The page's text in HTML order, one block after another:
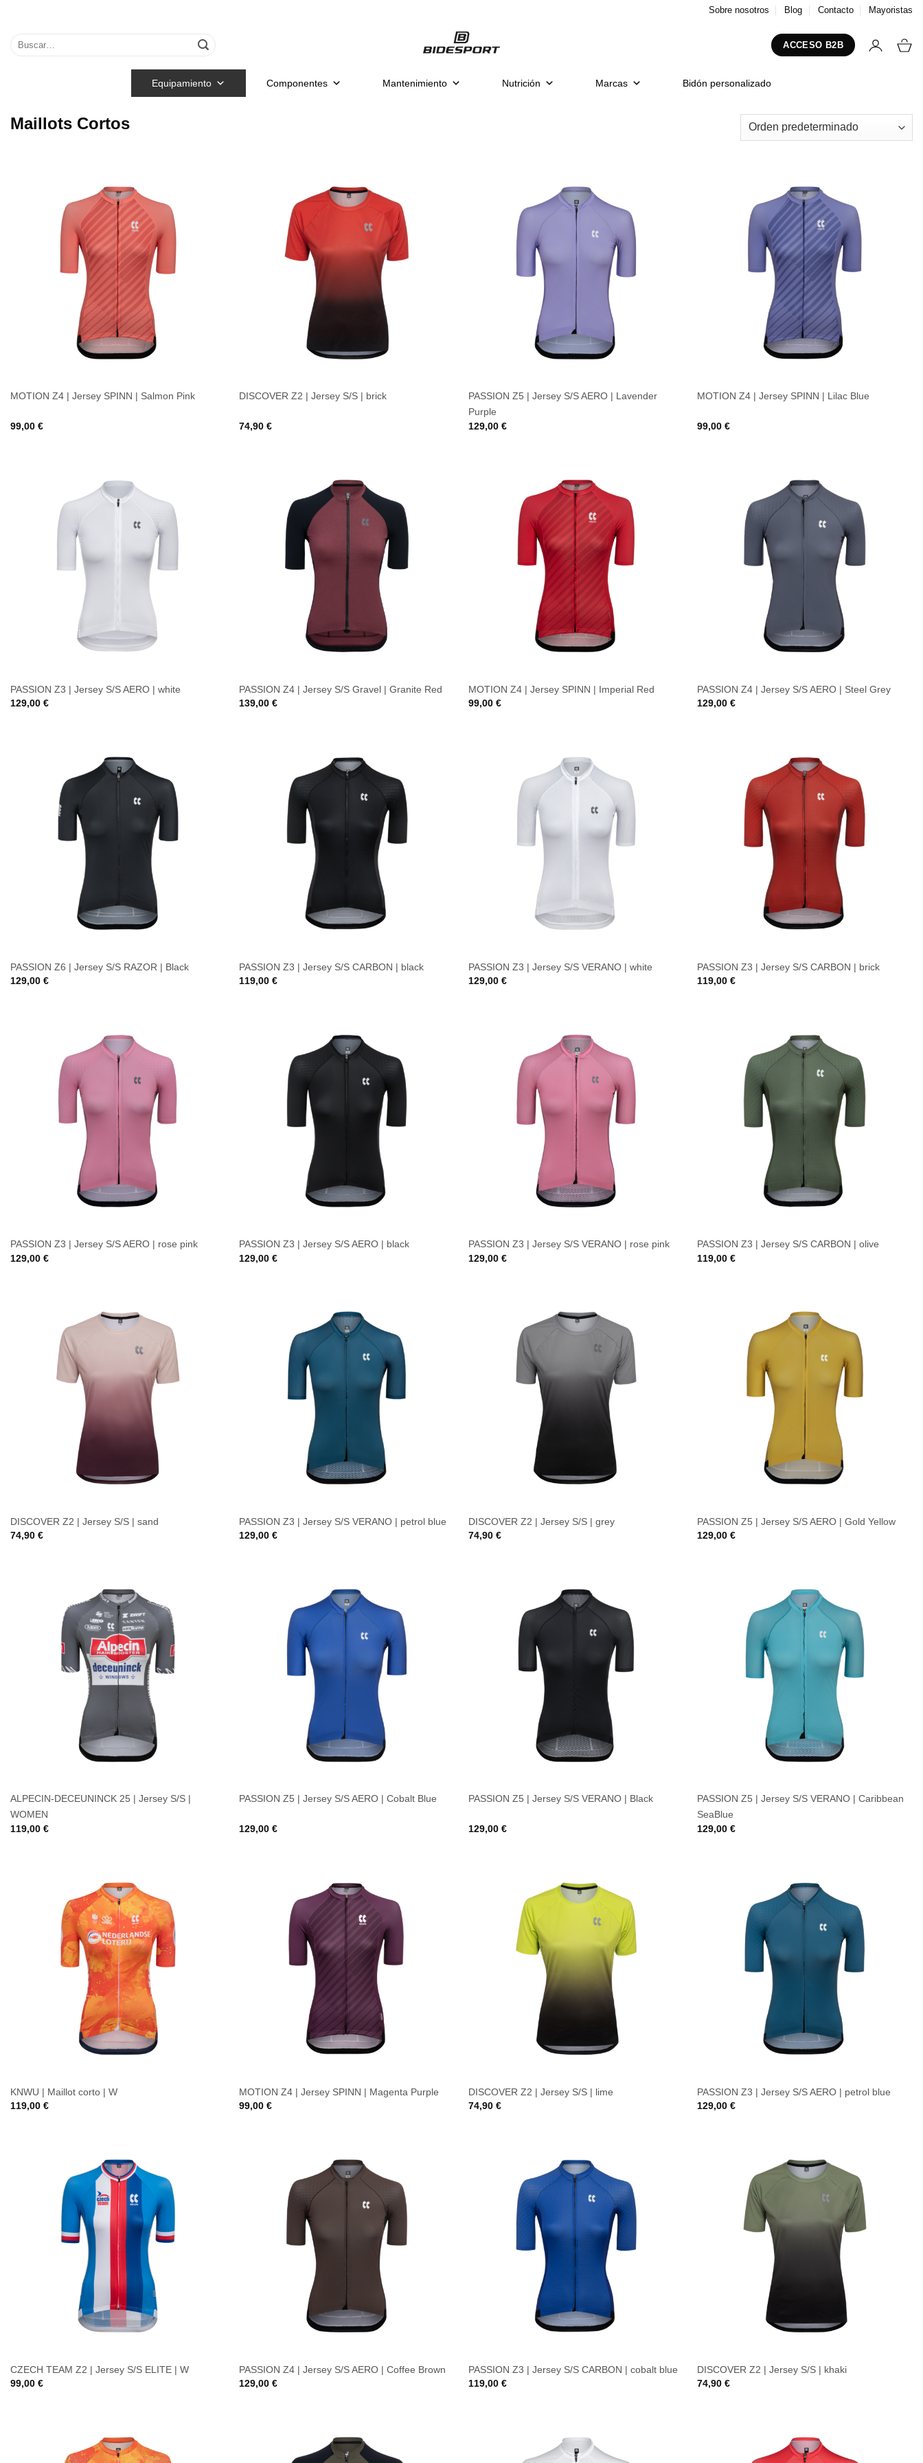
contenido
Sobre nosotros Blog Contacto Mayoristas
Buscar
ACCESO B2B
Equipamiento Componentes Mantenimiento Nutrición Marcas Bidón personalizado
Maillots Cortos
MOTION Z4 | Jersey SPINN | Salmon Pink
99,00 €
DISCOVER Z2 | Jersey S/S | brick
74,90€
PASSION Z5 | Jersey S/S AERO | Lavender
Purple
129,00 €
MOTION Z4 | Jersey SPINN | Lilac Blue
99,00€
PASSION Z3 | Jersey S/S AERO | white
129,00 €
PASSION Z4 | Jersey S/S Gravel | Granite Red
139,00€
MOTION Z4 | Jersey SPINN | Imperial Red
99,00 €
PASSION Z4 | Jersey S/S AERO | Steel Grey
129,00€
PASSION Z6 | Jersey S/S RAZOR | Black
129,00 €
PASSION Z3 | Jersey S/S CARBON | black
119,00€
PASSION Z3 | Jersey S/S VERANO | white
129,00 €
PASSION Z3 | Jersey S/S CARBON | brick
119,00€
PASSION Z3 | Jersey S/S AERO | rose pink
129,00 €
PASSION Z3 | Jersey S/S AERO | black
129,00€
PASSION Z3 | Jersey S/S VERANO | rose pink
129,00 €
PASSION Z3 | Jersey S/S CARBON | olive
119,00€
DISCOVER Z2 | Jersey S/S | sand
74,90 €
PASSION Z3 | Jersey S/S VERANO | petrol blue
129,00€
DISCOVER Z2 | Jersey S/S | grey
74,90 €
PASSION Z5 | Jersey S/S AERO | Gold Yellow
129,00€
ALPECIN-DECEUNINCK 25 | Jersey S/S |
WOMEN
119,00 €
PASSION Z5 | Jersey S/S AERO | Cobalt Blue
129,00€
PASSION Z5 | Jersey S/S VERANO | Black
129,00 €
PASSION Z5 | Jersey S/S VERANO | Caribbean
SeaBlue
129,00€
KNWU | Maillot corto | W
119,00 €
MOTION Z4 | Jersey SPINN | Magenta Purple
99,00€
DISCOVER Z2 | Jersey S/S | lime
74,90 €
PASSION Z3 | Jersey S/S AERO | petrol blue
129,00€
CZECH TEAM Z2 | Jersey S/S ELITE | W
99,00 €
PASSION Z4 | Jersey S/S AERO | Coffee Brown
129,00€
PASSION Z3 | Jersey S/S CARBON | cobalt blue
119,00 €
DISCOVER Z2 | Jersey S/S | khaki
74,90€